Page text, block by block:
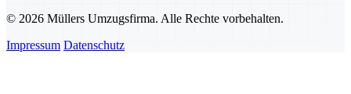
© 2026 Müllers Umzugsfirma. Alle Rechte vorbehalten.
Impressum Datenschutz